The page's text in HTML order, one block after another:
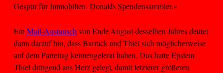
Gespür für Immobilien. Donalds Spendensammler.«
Ein Mail-Austausch von Ende August desselben Jahres deutet
dann darauf hin, dass Barrack und Thiel sich möglicherweise
auf dem Parteitag kennengelernt haben. Das hatte Epstein
Thiel dringend ans Herz gelegt, damit letzterer größeren